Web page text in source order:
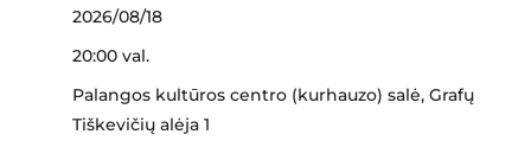
2026/08/18
20:00 val.
Palangos kultūros centro (kurhauzo) salė, Grafų
Tiškevičių alėja 1